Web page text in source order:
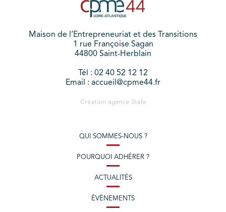
Maison de l’Entrepreneuriat et des Transitions
1 rue Françoise Sagan
44800 Saint-Herblain
Tél : 02 40 52 12 12
Email : accueil@cpme44.fr
Création agence Stafe
QUI SOMMES-NOUS ?
POURQUOI ADHÉRER ?
ACTUALITÉS
ÉVÈNEMENTS